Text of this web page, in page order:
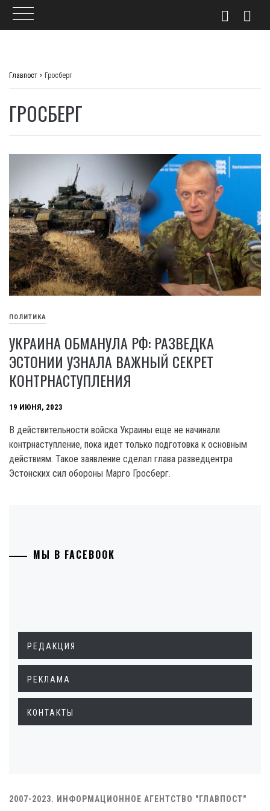
Главпост > Гросберг
ГРОСБЕРГ
ПОЛИТИКА
УКРАИНА ОБМАНУЛА РФ: РАЗВЕДКА
ЭСТОНИИ УЗНАЛА ВАЖНЫЙ СЕКРЕТ
КОНТРНАСТУПЛЕНИЯ
19 ИЮНЯ, 2023
В действительности войска Украины еще не начинали
контрнаступление, пока идет только подготовка к основным
действиям. Такое заявление сделал глава разведцентра
Эстонских сил обороны Марго Гросберг.
МЫ В FACEBOOK
РЕДАКЦИЯ
РЕКЛАМА
КОНТАКТЫ
2007-2023. ИНФОРМАЦИОННОЕ АГЕНТСТВО "ГЛАВПОСТ"